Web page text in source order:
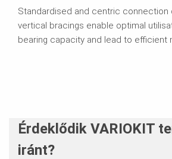
Standardised and centric connection
vertical bracings enable optimal
bearing capacity and lead to efficient
Érdeklődik VARIOKIT
iránt?